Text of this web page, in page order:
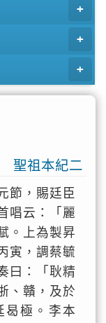
聖祖本紀二
節，賜廷臣
唱云：「麗
。上為製昇
寅，調蔡毓
曰：「耿精
、贛，及於
曷極。李本